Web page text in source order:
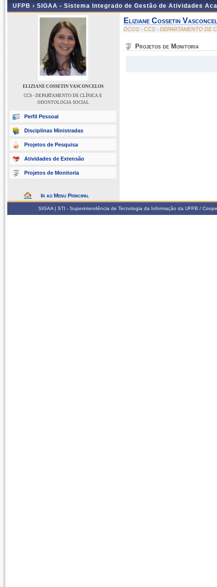
UFPB › SIGAA - Sistema Integrado de Gestão de Atividades
ELIZIANE COSSETIN VASCONCELOS
CCS - DEPARTAMENTO DE CLÍNICA E
ODONTOLOGIA SOCIAL
Perfil Pessoal
Disciplinas Ministradas
Projetos de Pesquisa
Atividades de Extensão
Projetos de Monitoria
Ir ao Menu Principal
Eliziane Cossetin
DCOS - CCS - DEPARTAMENTO DE
Projetos de Monitoria
SIGAA | STI - Superintendência de Tecnologia da Informação da UFPB /